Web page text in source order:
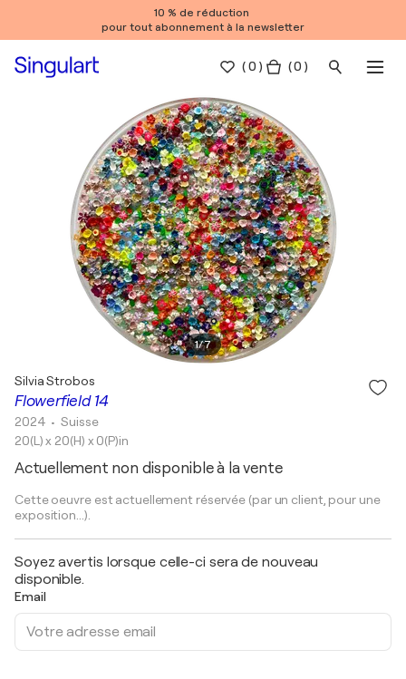
10 % de réduction
pour tout abonnement à la newsletter
(0 ) ( 0 )
1/7
Flowerfield 14
Silvia Strobos
2024 • Suisse
20(L) x 20(H) x 0(P)in
Actuellement non disponible à la vente
Cette oeuvre est actuellement réservée (par un client, pour une
exposition...).
Soyez avertis lorsque celle-ci sera de nouveau
disponible.
Email